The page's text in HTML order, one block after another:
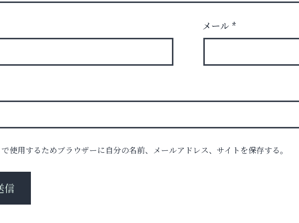
を解消しませんか？
ト・芦屋サロ
メール *
使用するためブラウザーに自分の名前、メールアドレス、サイトを保存する。